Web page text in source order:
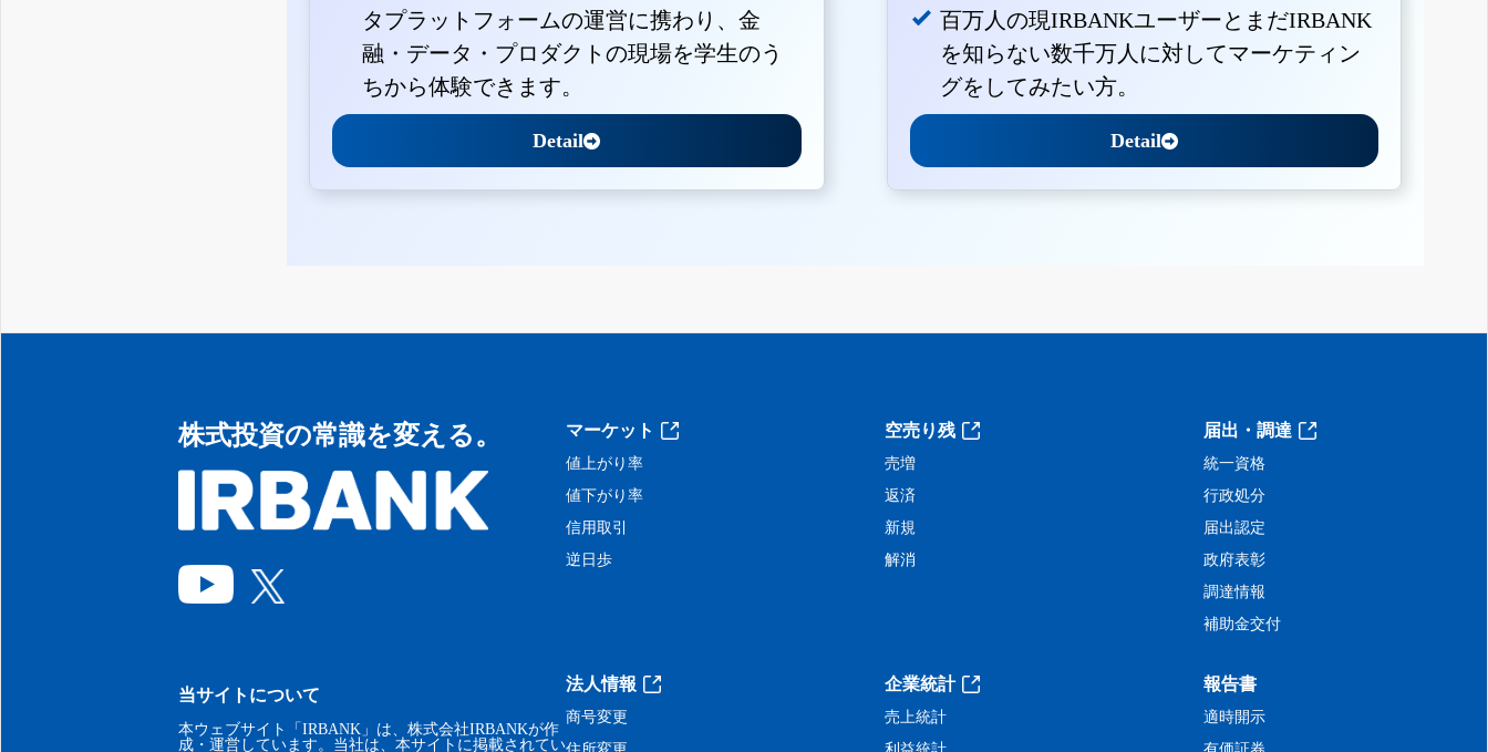
タプラットフォームの運営に携わり、金
融・データ・プロダクトの現場を学生のう
ちから体験できます。
Detail
百万人の現IRBANKユーザーとまだIRBANK
を知らない数千万人に対してマーケティン
グをしてみたい方。
Detail
株式投資の常識を変える。
当サイトについて
本ウェブサイト「IRBANK」は、株式会社IRBANKが作
成・運営しています。当社は、本サイトに掲載されてい
マーケット
値上がり率
値下がり率
信用取引
逆日歩
空売り残
売増
返済
新規
解消
届出・調達
統一資格
行政処分
届出認定
政府表彰
調達情報
補助金交付
法人情報
商号変更
企業統計
売上統計
報告書
適時開示